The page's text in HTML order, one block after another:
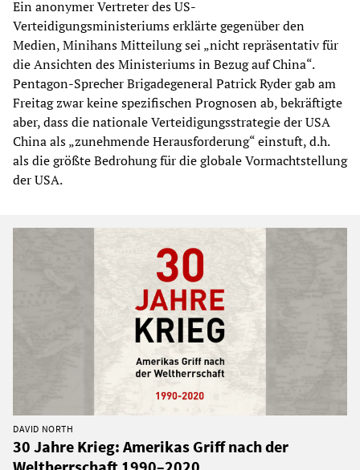
Ein anonymer Vertreter des US-
Verteidigungsministeriums erklärte gegenüber den
Medien, Minihans Mitteilung sei „nicht repräsentativ für
die Ansichten des Ministeriums in Bezug auf China“.
Pentagon-Sprecher Brigadegeneral Patrick Ryder gab am
Freitag zwar keine spezifischen Prognosen ab, bekräftigte
aber, dass die nationale Verteidigungsstrategie der USA
China als „zunehmende Herausforderung“ einstuft, d.h.
als die größte Bedrohung für die globale Vormachtstellung
der USA.
DAVID NORTH
30 Jahre Krieg: Amerikas Griff nach der